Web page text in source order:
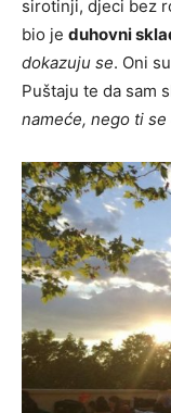
sirotinji, djeci bez
bio je duhovni
dokazuju se. Oni
Puštaju te da sam
nameće, nego ti